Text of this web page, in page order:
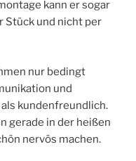
kann er sogar
Stück und nicht per
nur bedingt
und
kundenfreundlich.
gerade in der heißen
nervös machen.